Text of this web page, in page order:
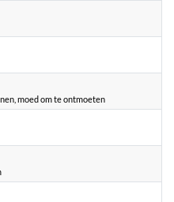
moed om te ontmoeten